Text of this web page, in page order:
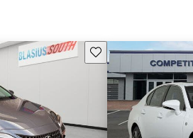
Guarda este Aviso